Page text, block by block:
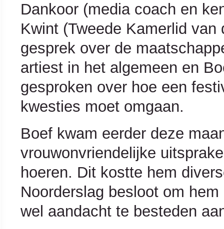
Dankoor (media coach en
Kwint (Tweede Kamerlid
gesprek over de
artiest in het algemeen en
gesproken over hoe een
kwesties moet omgaan.
Boef kwam eerder deze
vrouwonvriendelijke
hoeren. Dit kostte hem
Noorderslag besloot om
wel aandacht te besteden